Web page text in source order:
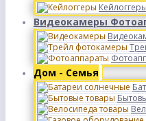
Кейлоггеры
Видеокамеры
Дом - Семья